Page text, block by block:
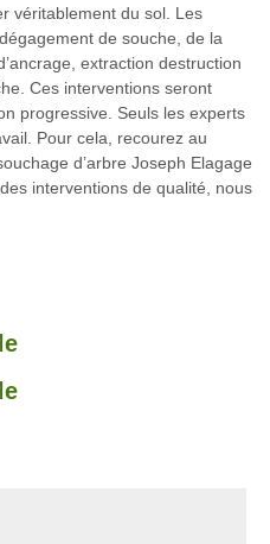
véritablement du sol. Les
de souche, de la
extraction destruction
Ces interventions seront
progressive. Seuls les experts
Pour cela, recourez au
d’arbre Joseph Elagage
interventions de qualité, nous